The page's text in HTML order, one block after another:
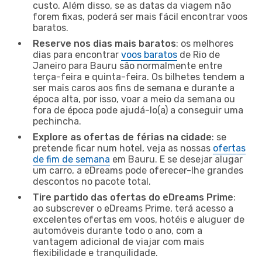
custo. Além disso, se as datas da viagem não
forem fixas, poderá ser mais fácil encontrar voos
baratos.
Reserve nos dias mais baratos: os melhores
dias para encontrar voos baratos de Rio de
Janeiro para Bauru são normalmente entre
terça-feira e quinta-feira. Os bilhetes tendem a
ser mais caros aos fins de semana e durante a
época alta, por isso, voar a meio da semana ou
fora de época pode ajudá-lo(a) a conseguir uma
pechincha.
Explore as ofertas de férias na cidade: se
pretende ficar num hotel, veja as nossas ofertas
de fim de semana em Bauru. E se desejar alugar
um carro, a eDreams pode oferecer-lhe grandes
descontos no pacote total.
Tire partido das ofertas do eDreams Prime:
ao subscrever o eDreams Prime, terá acesso a
excelentes ofertas em voos, hotéis e aluguer de
automóveis durante todo o ano, com a
vantagem adicional de viajar com mais
flexibilidade e tranquilidade.